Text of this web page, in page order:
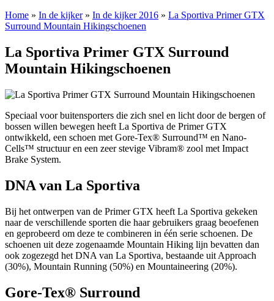
Home » In de kijker» In de kijker 2016 » La Sportiva Primer GTX
Surround Mountain Hikingschoenen
La Sportiva Primer GTX Surround
Mountain Hikingschoenen
Speciaal voor buitensporters die zich snel en licht door de bergen of
bossen willen bewegen heeft La Sportiva de Primer GTX
ontwikkeld, een schoen met Gore-Tex® Surround™ en Nano-
Cells™ structuur en een zeer stevige Vibram® zool met Impact
Brake System.
DNA van La Sportiva
Bij het ontwerpen van de Primer GTX heeft La Sportiva gekeken
naar de verschillende sporten die haar gebruikers graag beoefenen
en geprobeerd om deze te combineren in één serie schoenen. De
schoenen uit deze zogenaamde Mountain Hiking lijn bevatten dan
ook zogezegd het DNA van La Sportiva, bestaande uit Approach
(30%), Mountain Running (50%) en Mountaineering (20%).
Gore-Tex® Surround